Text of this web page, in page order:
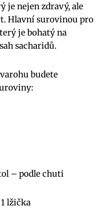
je nejen zdravý, ale
Hlavní surovinou ‍pro
je bohatý na
sacharidů.
budete
– podle chuti
lžička